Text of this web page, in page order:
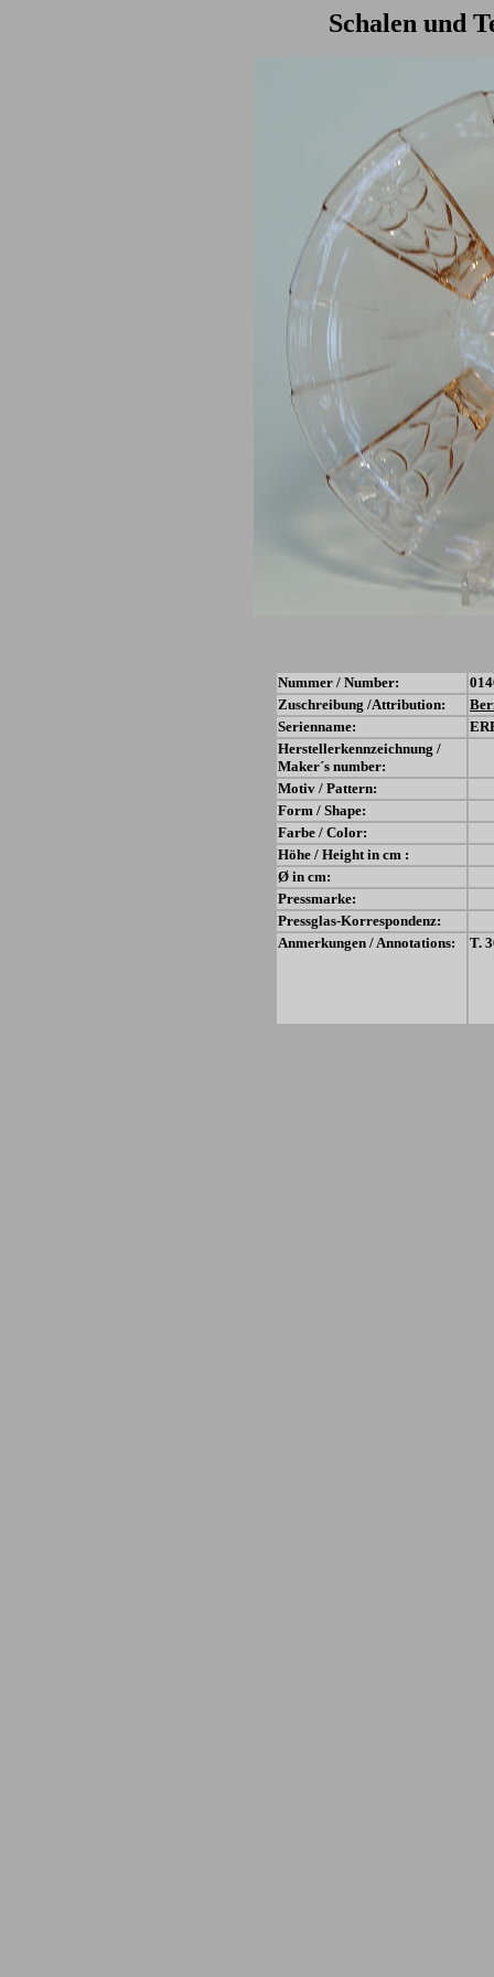
Schalen und
Nummer / Number:
Zuschreibung /Attribution:
Serienname:
Herstellerkennzeichnung /
Maker´s number:
Motiv / Pattern:
Form / Shape:
Farbe / Color:
Höhe / Height in cm :
Ø in cm:
Pressmarke:
Pressglas-Korrespondenz:
Anmerkungen / Annotations:
T.